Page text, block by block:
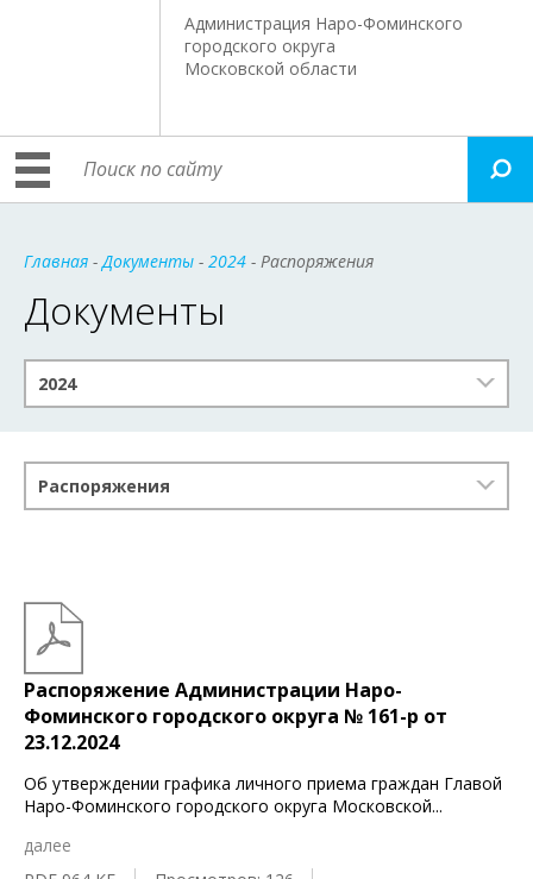
Администрация Наро-Фоминского
городского округа
Московской области
Главная -Документы - 2024 - Распоряжения
Документы
2024
Распоряжения
Распоряжение Администрации Наро-
Фоминского городского округа № 161-р от
23.12.2024
Об утверждении графика личного приема граждан Главой
Наро-Фоминского городского округа Московской...
далее